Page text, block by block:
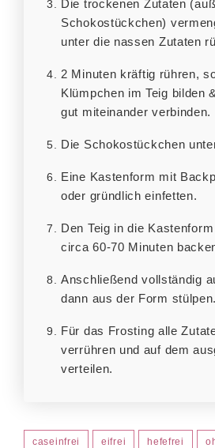
Die trockenen Zutaten (außer die
Schokostückchen)
unter die nassen Zutaten
2 Minuten kräftig rühren, sodass sich keine
Klümpchen im Teig bilden
gut miteinander verbinden.
Die Schokostückchen
Eine Kastenform mit Backpapier auslegen
oder gründlich einfetten.
Den Teig in die Kastenform füllen und für
circa 60-70 Minuten
Anschließend vollständig auskühlen lassen,
dann aus der Form stülpen.
Für das Frosting alle Zutaten miteinander
verrühren und auf dem
verteilen.
caseinfrei eifrei hefefrei